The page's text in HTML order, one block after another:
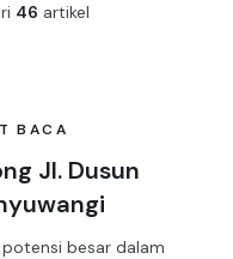
46 artikel
BACA
Jl. Dusun
besar dalam